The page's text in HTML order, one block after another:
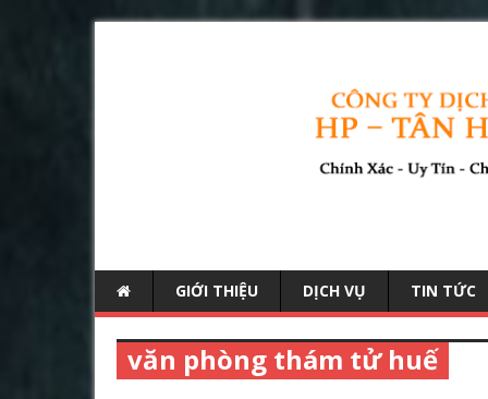
GIỚI THIỆU DỊCH VỤ TIN TỨC
văn phòng thám tử huế